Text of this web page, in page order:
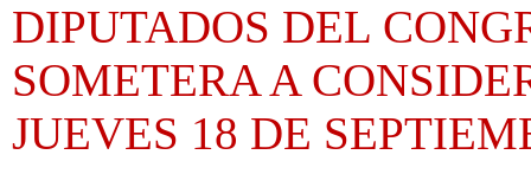
DIPUTADOS DEL
SOMETERA A
JUEVES 18 DE